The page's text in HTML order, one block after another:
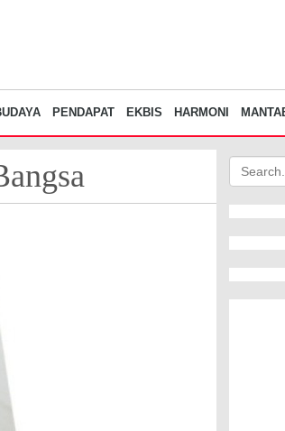
PENDAPAT EKBIS HARMONI